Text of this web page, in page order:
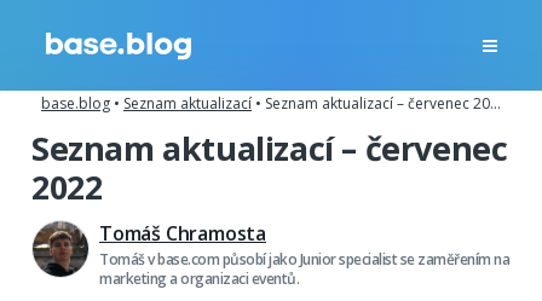
base.blog • Seznam aktualizací • Seznam aktualizací – červenec 2022
Seznam aktualizací – červenec
2022
Tomáš Chramosta
Tomáš v base.com působí jako Junior specialist se zaměřením na
marketing a organizaci eventů.